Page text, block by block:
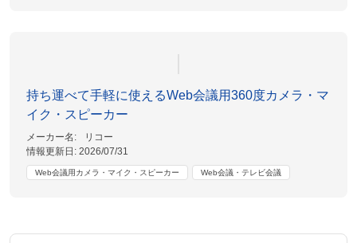
持ち運べて手軽に使えるWeb会議用360度カメラ・マ
イク・スピーカー
メーカー名:
リコー
情報更新日:2026/07/31
Web会議用カメラ・マイク・スピーカー Web会議・テレビ会議